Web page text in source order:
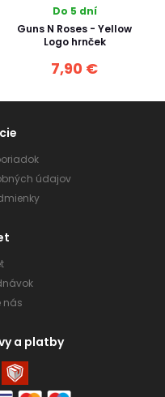
Do 5 dní
Guns N Roses - Yellow
Logo hrnček
7,90 €
údajov
nás
a platby